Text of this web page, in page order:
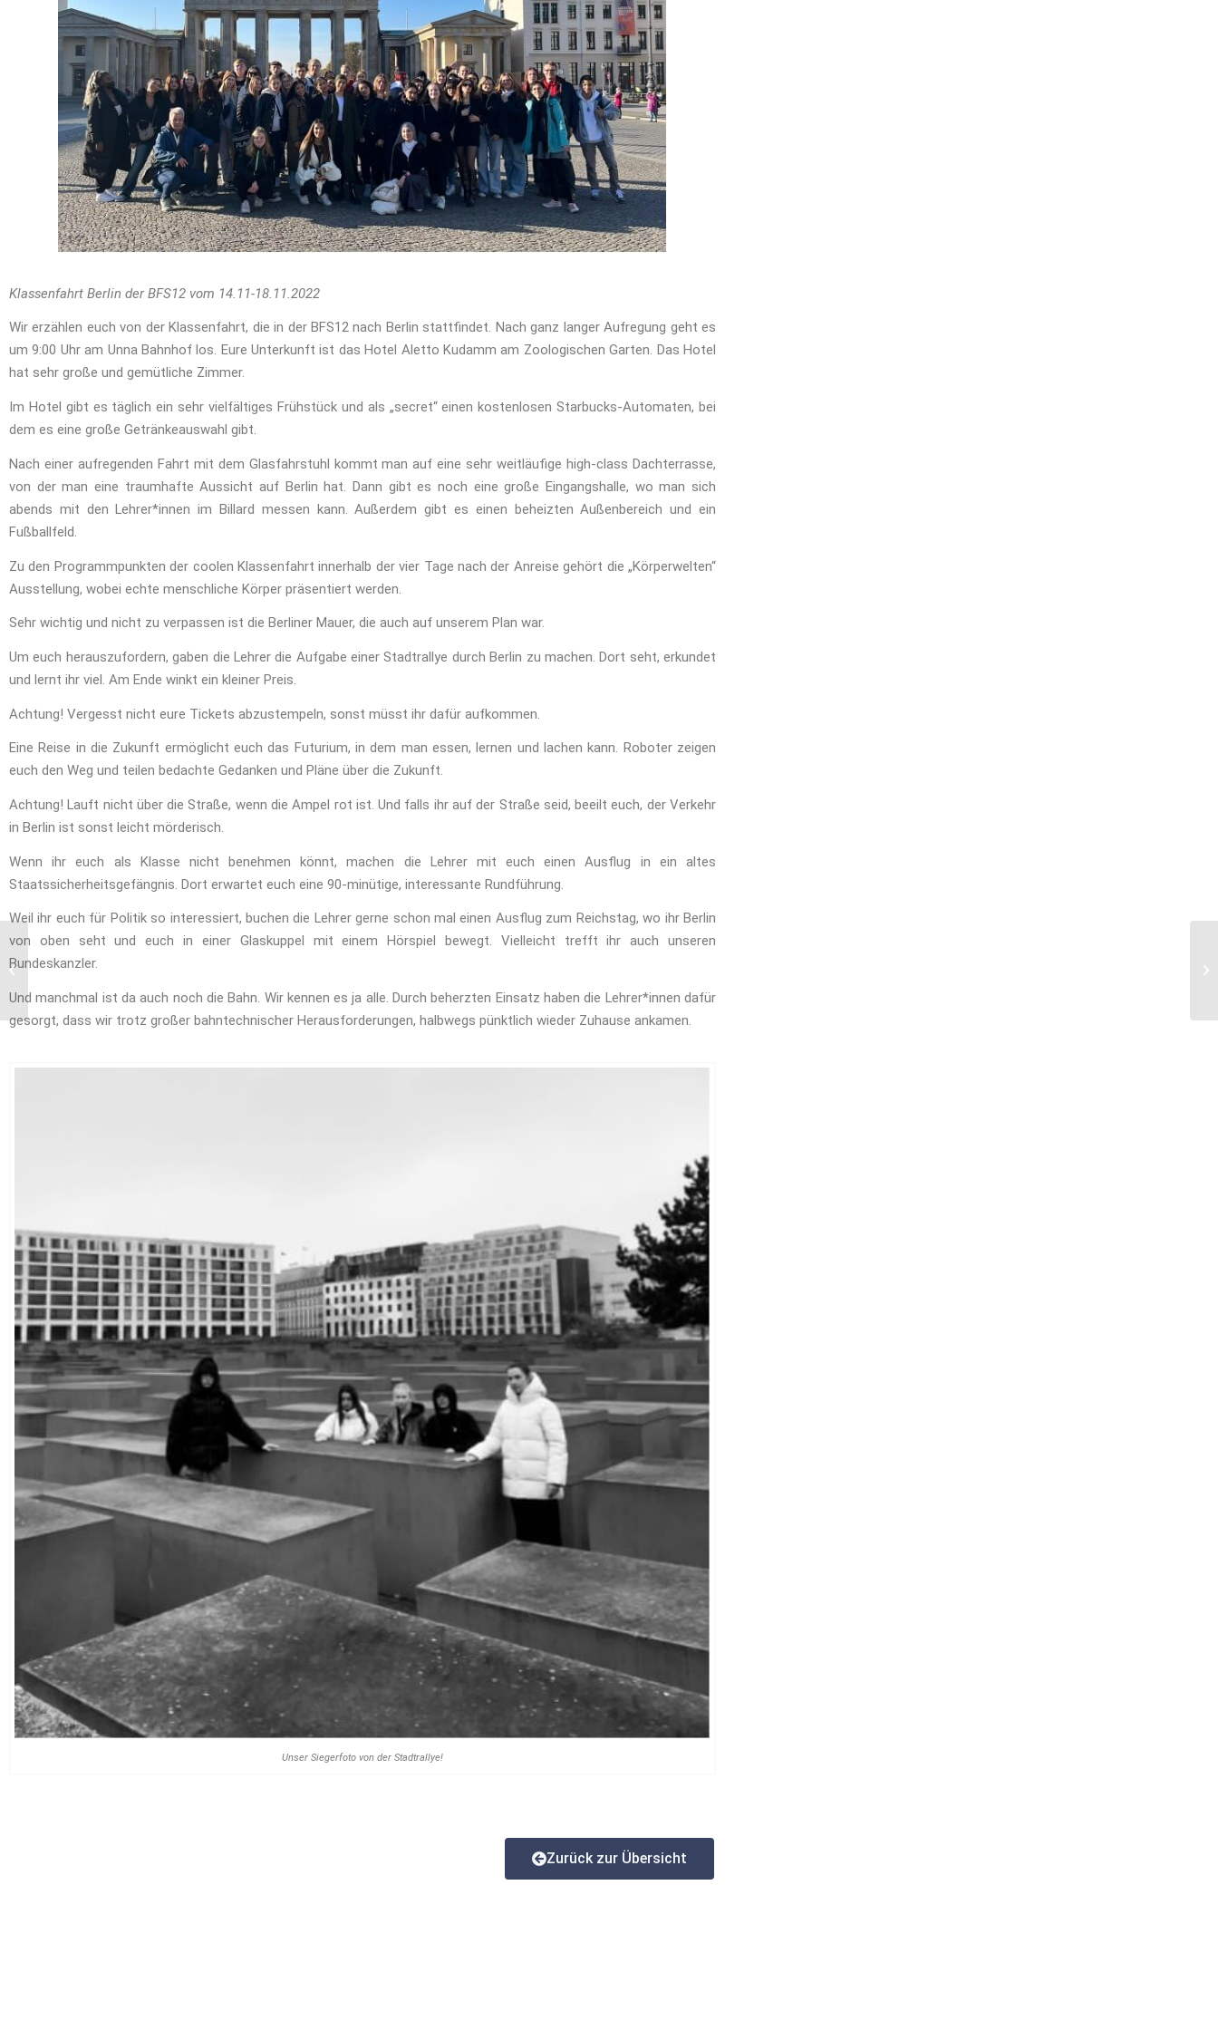
Klassenfahrt Berlin der BFS12 vom 14.11-18.11.2022
Wir erzählen euch von der Klassenfahrt, die in der BFS12 nach Berlin stattfindet. Nach ganz langer Aufregung geht es
um 9:00 Uhr am Unna Bahnhof los. Eure Unterkunft ist das Hotel Aletto Kudamm am Zoologischen Garten. Das Hotel
hat sehr große und gemütliche Zimmer.
Im Hotel gibt es täglich ein sehr vielfältiges Frühstück und als „secret“ einen kostenlosen Starbucks-Automaten, bei
dem es eine große Getränkeauswahl gibt.
Nach einer aufregenden Fahrt mit dem Glasfahrstuhl kommt man auf eine sehr weitläufige high-class Dachterrasse,
von der man eine traumhafte Aussicht auf Berlin hat. Dann gibt es noch eine große Eingangshalle, wo man sich
abends mit den Lehrer*innen im Billard messen kann. Außerdem gibt es einen beheizten Außenbereich und ein
Fußballfeld.
Zu den Programmpunkten der coolen Klassenfahrt innerhalb der vier Tage nach der Anreise gehört die „Körperwelten“
Ausstellung, wobei echte menschliche Körper präsentiert werden.
Sehr wichtig und nicht zu verpassen ist die Berliner Mauer, die auch auf unserem Plan war.
Um euch herauszufordern, gaben die Lehrer die Aufgabe einer Stadtrallye durch Berlin zu machen. Dort seht, erkundet
und lernt ihr viel. Am Ende winkt ein kleiner Preis.
Achtung! Vergesst nicht eure Tickets abzustempeln, sonst müsst ihr dafür aufkommen.
Eine Reise in die Zukunft ermöglicht euch das Futurium, in dem man essen, lernen und lachen kann. Roboter zeigen
euch den Weg und teilen bedachte Gedanken und Pläne über die Zukunft.
Achtung! Lauft nicht über die Straße, wenn die Ampel rot ist. Und falls ihr auf der Straße seid, beeilt euch, der Verkehr
in Berlin ist sonst leicht mörderisch.
Wenn ihr euch als Klasse nicht benehmen könnt, machen die Lehrer mit euch einen Ausflug in ein altes
Staatssicherheitsgefängnis. Dort erwartet euch eine 90-minütige, interessante Rundführung.
Weil ihr euch für Politik so interessiert, buchen die Lehrer gerne schon mal einen Ausflug zum Reichstag, wo ihr Berlin
von oben seht und euch in einer Glaskuppel mit einem Hörspiel bewegt. Vielleicht trefft ihr auch unseren
Bundeskanzler.
Und manchmal ist da auch noch die Bahn. Wir kennen es ja alle. Durch beherzten Einsatz haben die Lehrer*innen dafür
gesorgt, dass wir trotz großer bahntechnischer Herausforderungen, halbwegs pünktlich wieder Zuhause ankamen.
Unser Siegerfoto von der Stadtrallye!
Zurück zur Übersicht
Besuch der Inklusions –
AG des Märkischen
Hollybrook...